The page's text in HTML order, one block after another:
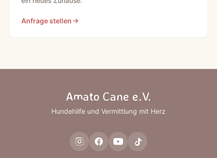
Anfrage stellen
Amato Cane e.V.
Hundehilfe und Vermittlung mit Herz